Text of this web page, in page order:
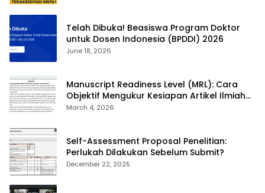
Telah Dibuka! Beasiswa Program Doktor
untuk Dosen Indonesia (BPDDI) 2026
June 18, 2026
Manuscript Readiness Level (MRL): Cara
Objektif Mengukur Kesiapan Artikel Ilmiah
Anda
March 4, 2026
Self-Assessment Proposal Penelitian:
Perlukah Dilakukan Sebelum Submit?
December 22, 2025